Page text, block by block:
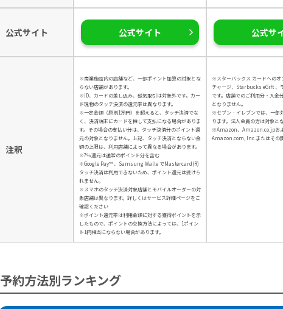
公式サイト 公式サイト 公式サ
注釈
※商業施設内の店舗など、一部ポイント加算の対象とな
らない店舗があります。
※iD、カードの差し込み、磁気取引は対象外です。カー
ド現物のタッチ決済の還元率は異なります。
※一定金額（原則1万円）を超えると、タッチ決済でな
く、決済端末にカードを挿して支払になる場合がありま
す。その場合の支払い分は、タッチ決済分のポイント還
元の対象となりません。上記、タッチ決済とならない金
額の上限は、利用店舗によって異なる場合があります。
※7％還元は通常のポイント分を含む
※Google Pay™ 、Samsung Walle でMastercard(R)
タッチ決済は利用できないため、ポイント還元は受けら
れません。
※スマホのタッチ決済対象店舗とモバイルオーダーの対
象店舗は異なります。詳しくはサービス詳細ページをご
確認ください
※ポイント還元率は利用金額に対する獲得ポイントを示
したもので、ポイントの交換方法によっては、1ポイン
ト1円相当にならない場合があります。
※スターバックス カードへのオ
チャージ、Starbucks eGift 、
です。店舗でのご利用分・入金
となりません。
※セブン‐イレブンでは、一部
ります。法人会員の方は対象と
※Amazon、Amazon.co.jpおよ
Amazon.com, Inc.またはその関
予約方法別ランキング